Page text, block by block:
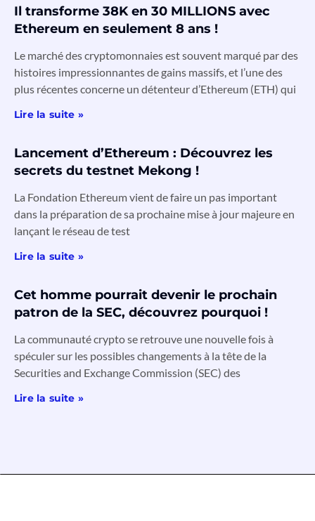
Il transforme 38K en 30 MILLIONS avec
Ethereum en seulement 8 ans !
Le marché des cryptomonnaies est souvent marqué par des
histoires impressionnantes de gains massifs, et l’une des
plus récentes concerne un détenteur d’Ethereum (ETH) qui
Lire la suite »
Lancement d’Ethereum : Découvrez les
secrets du testnet Mekong !
La Fondation Ethereum vient de faire un pas important
dans la préparation de sa prochaine mise à jour majeure en
lançant le réseau de test
Lire la suite »
Cet homme pourrait devenir le prochain
patron de la SEC, découvrez pourquoi !
La communauté crypto se retrouve une nouvelle fois à
spéculer sur les possibles changements à la tête de la
Securities and Exchange Commission (SEC) des
Lire la suite »